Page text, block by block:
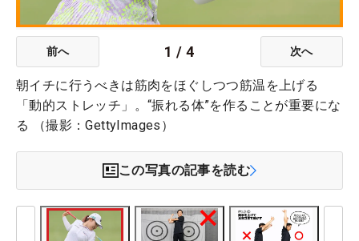
前へ 1 /4 次へ
朝イチに行うべきは筋肉をほぐしつつ筋温を上げる
「動的ストレッチ」。“振れる体”を作ることが重要にな
る （撮影：GettyImages）
この写真の記事を読む